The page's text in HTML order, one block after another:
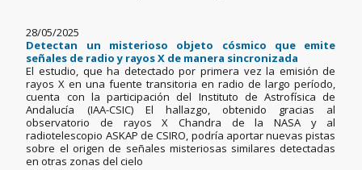
28/05/2025
Detectan un misterioso objeto cósmico que emite
señales de radio y rayos X de manera sincronizada
El estudio, que ha detectado por primera vez la emisión de
rayos X en una fuente transitoria en radio de largo período,
cuenta con la participación del Instituto de Astrofísica de
Andalucía (IAA-CSIC) El hallazgo, obtenido gracias al
observatorio de rayos X Chandra de la NASA y al
radiotelescopio ASKAP de CSIRO, podría aportar nuevas pistas
sobre el origen de señales misteriosas similares detectadas
en otras zonas del cielo